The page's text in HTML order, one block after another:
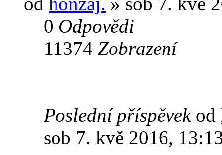
0 Odpovědi
11374 Zobrazení
Poslední příspěvek od
sob 7. kvě 2016,